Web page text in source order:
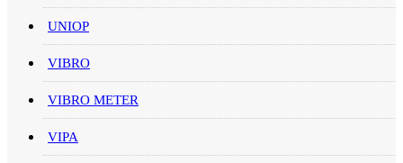
UNIOP
VIBRO
VIBRO METER
VIPA